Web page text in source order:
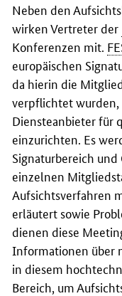
Neben den
wirken Vertreter der
Konferenzen mit.
europäischen
da hierin die
verpflichtet wurden,
Diensteanbieter für
einzurichten. Es
Signaturbereich
einzelnen
Aufsichtsverfahren
erläutert sowie
dienen diese
Informationen über
in diesem
Bereich, um